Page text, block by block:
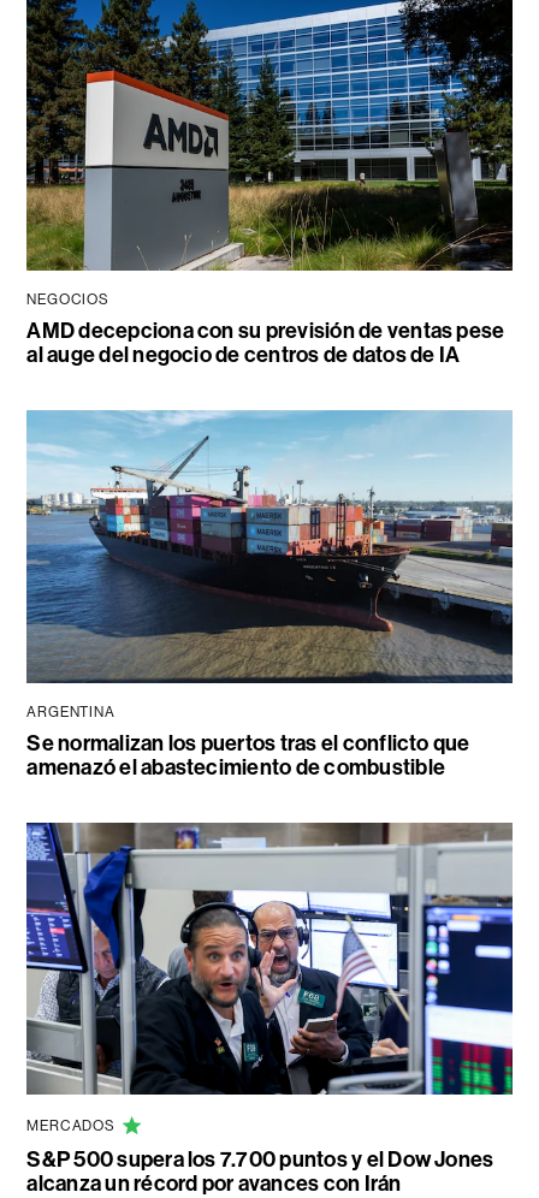
NEGOCIOS
AMD decepciona con su previsión de ventas pese
al auge del negocio de centros de datos de IA
ARGENTINA
Se normalizan los puertos tras el conflicto que
amenazó el abastecimiento de combustible
MERCADOS
S&P 500 supera los 7.700 puntos y el Dow Jones
alcanza un récord por avances con Irán